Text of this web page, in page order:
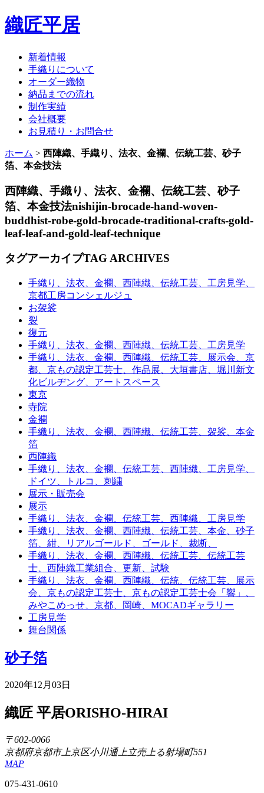
織匠平居
新着情報
手織りについて
オーダー織物
納品までの流れ
制作実績
会社概要
お見積り・お問合せ
ホーム > 西陣織、手織り、法衣、金襴、伝統工芸、砂子
箔、本金技法
西陣織、手織り、法衣、金襴、伝統工芸、砂子
箔、本金技法nishijin-brocade-hand-woven-
buddhist-robe-gold-brocade-traditional-crafts-gold-
leaf-leaf-and-gold-leaf-technique
タグアーカイブTAG ARCHIVES
手織り、法衣、金襴、西陣織、伝統工芸、工房見学、
京都工房コンシェルジュ
お袈裟
裂
復元
手織り、法衣、金襴、西陣織、伝統工芸、工房見学
手織り、法衣、金襴、西陣織、伝統工芸、展示会、京
都、京もの認定工芸士、作品展、大垣書店、堀川新文
化ビルヂング、アートスペース
東京
寺院
金襴
手織り、法衣、金襴、西陣織、伝統工芸、袈裟、本金
箔
西陣織
手織り、法衣、金襴、伝統工芸、西陣織、工房見学、
ドイツ、トルコ、刺繍
展示・販売会
展示
手織り、法衣、金襴、伝統工芸、西陣織、工房見学
手織り、法衣、金襴、西陣織、伝統工芸、本金、砂子
箔、紺、リアルゴールド、ゴールド、裁断、
手織り、法衣、金襴、西陣織、伝統工芸、伝統工芸
士、西陣織工業組合、更新、試験
手織り、法衣、金襴、西陣織、伝統、伝統工芸、展示
会、京もの認定工芸士、京もの認定工芸士会「響」、
みやこめっせ、京都、岡崎、MOCADギャラリー
工房見学
舞台関係
砂子箔
2020年12月03日
織匠 平居ORISHO-HIRAI
〒602-0066
京都府京都市上京区小川通上立売上る射場町551
MAP
075-431-0610